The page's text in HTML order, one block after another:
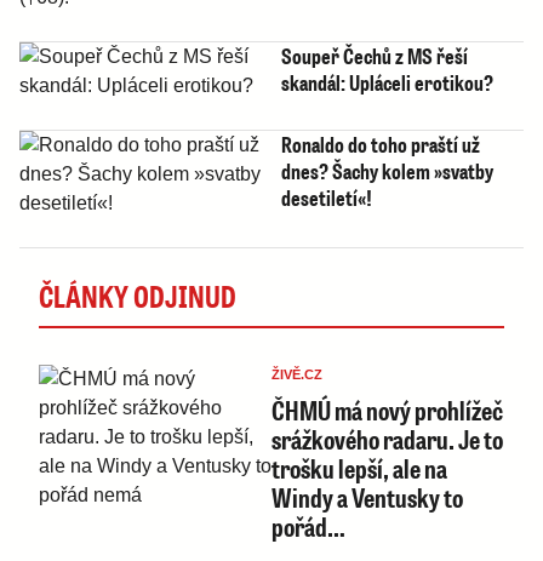
Soupeř Čechů z MS řeší
skandál: Upláceli erotikou?
Ronaldo do toho praští už
dnes? Šachy kolem »svatby
desetiletí«!
ČLÁNKY ODJINUD
ŽIVĚ.CZ
ČHMÚ má nový prohlížeč
srážkového radaru. Je to
trošku lepší, ale na
Windy a Ventusky to
pořád…